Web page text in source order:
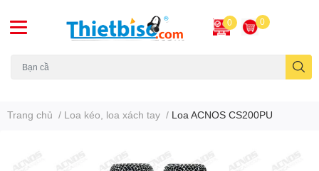
0 0
Trang chủ / Loa kéo, loa xách tay / Loa ACNOS CS200PU